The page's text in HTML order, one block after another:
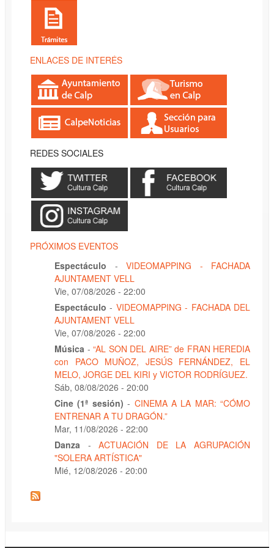
ENLACES DE INTERÉS
REDES SOCIALES
PRÓXIMOS EVENTOS
Espectáculo
- VIDEOMAPPING - FACHADA
AJUNTAMENT VELL
Vie, 07/08/2026 - 22:00
Espectáculo - VIDEOMAPPING - FACHADA DEL
AJUNTAMENT VELL
Vie, 07/08/2026 - 22:00
Música - “AL SON DEL AIRE” de FRAN HEREDIA
con PACO MUÑOZ, JESÚS FERNÁNDEZ, EL
MELO, JORGE DEL KIRI y VICTOR RODRÍGUEZ.
Sáb, 08/08/2026 - 20:00
Cine (1ª sesión) - CINEMA A LA MAR: “CÓMO
ENTRENAR A TU DRAGÓN.”
Mar, 11/08/2026 - 22:00
Danza
-ACTUACIÓN DE LA AGRUPACIÓN
"SOLERA ARTÍSTICA"
Mié, 12/08/2026 - 20:00